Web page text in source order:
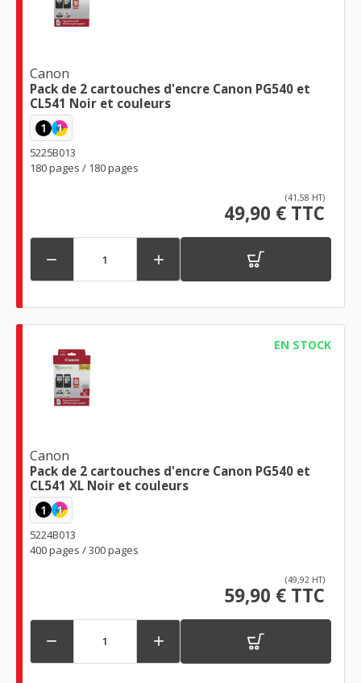
Canon
Pack de 2 cartouches d'encre Canon PG540 et
CL541 Noir et couleurs
1 1
5225B013
180 pages / 180 pages
(41,58 HT)
49,90 € TTC
 
EN STOCK
Canon
Pack de 2 cartouches d'encre Canon PG540 et
CL541 XL Noir et couleurs
1 1
5224B013
400 pages / 300 pages
(49,92 HT)
59,90 € TTC
 